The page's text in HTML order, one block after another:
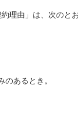
理由」は、次のと
あるとき。